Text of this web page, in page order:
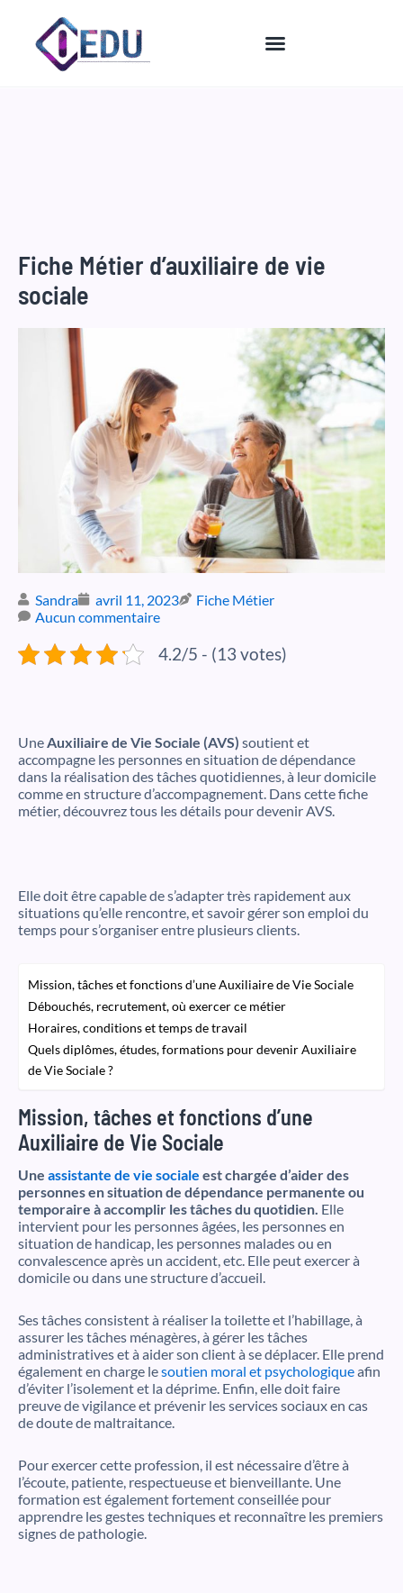
contenu
Fiche Métier d’auxiliaire de vie
sociale
Sandra avril 11, 2023
Fiche Métier
Aucun commentaire
4.2/5 - (13 votes)
UneAuxiliaire de Vie Sociale (AVS) soutient et
accompagne les personnes en situation de dépendance
dans la réalisation des tâches quotidiennes, à leur domicile
comme en structure d’accompagnement. Dans cette fiche
métier, découvrez tous les détails pour devenir AVS.
Elle doit être capable de s’adapter très rapidement aux
situations qu’elle rencontre, et savoir gérer son emploi du
temps pour s’organiser entre plusieurs clients.
Mission, tâches et fonctions d’une Auxiliaire de Vie Sociale
Débouchés, recrutement, où exercer ce métier
Horaires, conditions et temps de travail
Quels diplômes, études, formations pour devenir Auxiliaire
de Vie Sociale ?
Mission, tâches et fonctions d’une
Auxiliaire de Vie Sociale
Une assistante de vie sociale est chargée d’aider des
personnes en situation de dépendance permanente ou
temporaire à accomplir les tâches du quotidien. Elle
intervient pour les personnes âgées, les personnes en
situation de handicap, les personnes malades ou en
convalescence après un accident, etc. Elle peut exercer à
domicile ou dans une structure d’accueil.
Ses tâches consistent à réaliser la toilette et l’habillage, à
assurer les tâches ménagères, à gérer les tâches
administratives et à aider son client à se déplacer. Elle prend
également en charge lesoutien moral et psychologiqueafin
d’éviter l’isolement et la déprime. Enfin, elle doit faire
preuve de vigilance et prévenir les services sociaux en cas
de doute de maltraitance.
Pour exercer cette profession, il est nécessaire d’être à
l’écoute, patiente, respectueuse et bienveillante. Une
formation est également fortement conseillée pour
apprendre les gestes techniques et reconnaître les premiers
signes de pathologie.